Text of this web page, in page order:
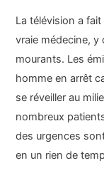
La télévision a
vraie médecine,
mourants. Les
homme en arrêt
se réveiller au
nombreux
des urgences
en un rien de